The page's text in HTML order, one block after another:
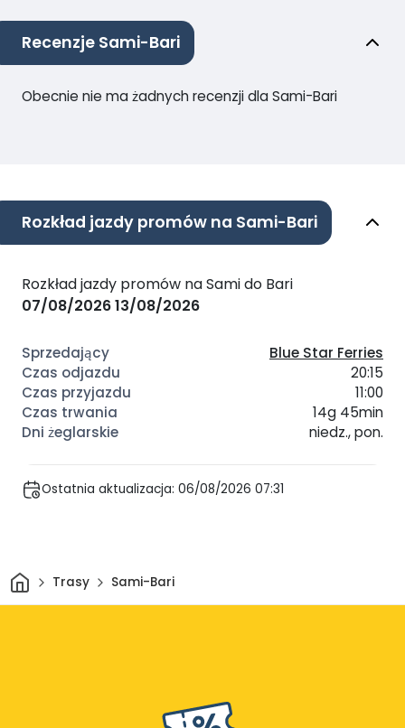
Recenzje Sami-Bari
Obecnie nie ma żadnych recenzji dla Sami-Bari
Rozkład jazdy promów na Sami-Bari
Rozkład jazdy promów na Sami do Bari
07/08/202613/08/2026
Blue Star Ferries
20:15
11:00
14g 45min
niedz., pon.
Ostatnia aktualizacja: 06/08/2026 07:31
DomTrasy Sami-Bari